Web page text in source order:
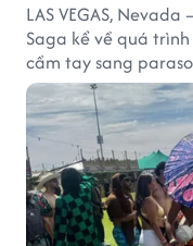
LAS VEGAS,
Saga kể về quá
cầm tay sang
sản phẩm được thị
công năng che